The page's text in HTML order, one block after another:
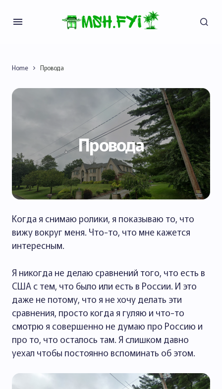
Home Провода
Провода
Когда я снимаю ролики, я показываю то, что
вижу вокруг меня. Что-то, что мне кажется
интересным.
Я никогда не делаю сравнений того, что есть в
США с тем, что было или есть в России. И это
даже не потому, что я не хочу делать эти
сравнения, просто когда я гуляю и что-то
смотрю я совершенно не думаю про Россию и
про то, что осталось там. Я слишком давно
уехал чтобы постоянно вспоминать об этом.